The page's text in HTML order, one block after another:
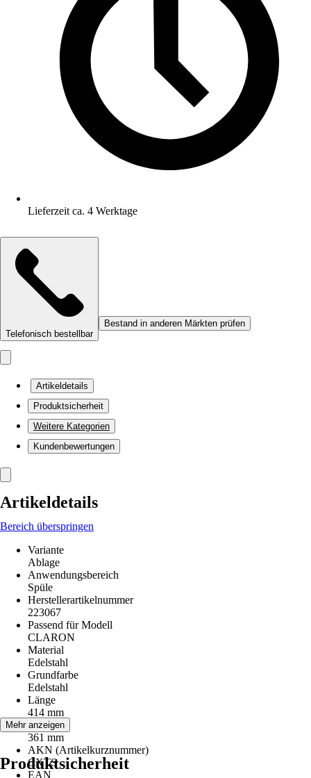
Lieferzeit ca. 4 Werktage
Telefonisch bestellbar
Bestand in anderen Märkten prüfen
Artikeldetails
Produktsicherheit
Weitere Kategorien
Kundenbewertungen
Artikeldetails
Bereich überspringen
Variante
Ablage
Anwendungsbereich
Spüle
Herstellerartikelnummer
223067
Passend für Modell
CLARON
Material
Edelstahl
Grundfarbe
Edelstahl
Länge
414 mm
Breite
361 mm
AKN (Artikelkurznummer)
CXTS
EAN
Mehr anzeigen
Produktsicherheit